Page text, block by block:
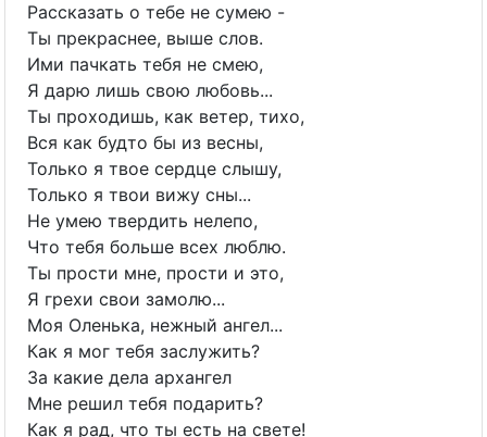
Рассказать о тебе не сумею -
Ты прекраснее, выше слов.
Ими пачкать тебя не смею,
Я дарю лишь свою любовь...
Ты проходишь, как ветер, тихо,
Вся как будто бы из весны,
Только я твое сердце слышу,
Только я твои вижу сны...
Не умею твердить нелепо,
Что тебя больше всех люблю.
Ты прости мне, прости и это,
Я грехи свои замолю...
Моя Оленька, нежный ангел...
Как я мог тебя заслужить?
За какие дела архангел
Мне решил тебя подарить?
Как я рад, что ты есть на свете!